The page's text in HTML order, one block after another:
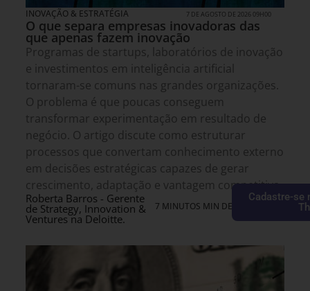
INOVAÇÃO & ESTRATÉGIA 7 DE AGOSTO DE 2026 09H00
O que separa empresas inovadoras das
que apenas fazem inovação
Programas de startups, laboratórios de inovação
e investimentos em inteligência artificial
tornaram-se comuns nas grandes organizações.
O problema é que poucas conseguem
transformar experimentação em resultado de
negócio. O artigo discute como estruturar
processos que convertam conhecimento externo
em decisões estratégicas capazes de gerar
crescimento, adaptação e vantagem competitiva.
Roberta Barros - Gerente
de Strategy, Innovation &
Ventures na Deloitte.
7 MINUTOS MIN DE LEITURA
Cadastre-se